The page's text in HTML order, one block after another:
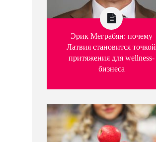
Эрик Меграбян: почему
Латвия становится точкой
притяжения для wellness-
бизнеса